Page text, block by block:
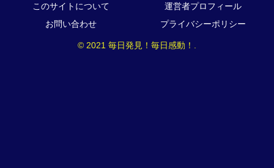
このサイトについて
運営者プロフィール
お問い合わせ
プライバシーポリシー
© 2021 毎日発見！毎日感動！.